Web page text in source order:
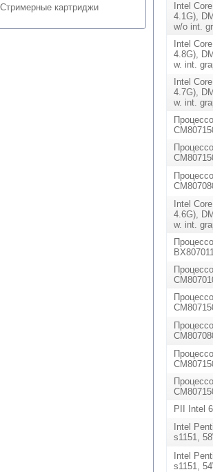
Стримерные картриджи
Intel
4.1G),
w/o int.
Intel
4.8G),
w. int.
Intel
4.7G),
w. int.
Intel
4.6G),
w. int.
PII Intel
Intel
s1151,
Intel
s1151,